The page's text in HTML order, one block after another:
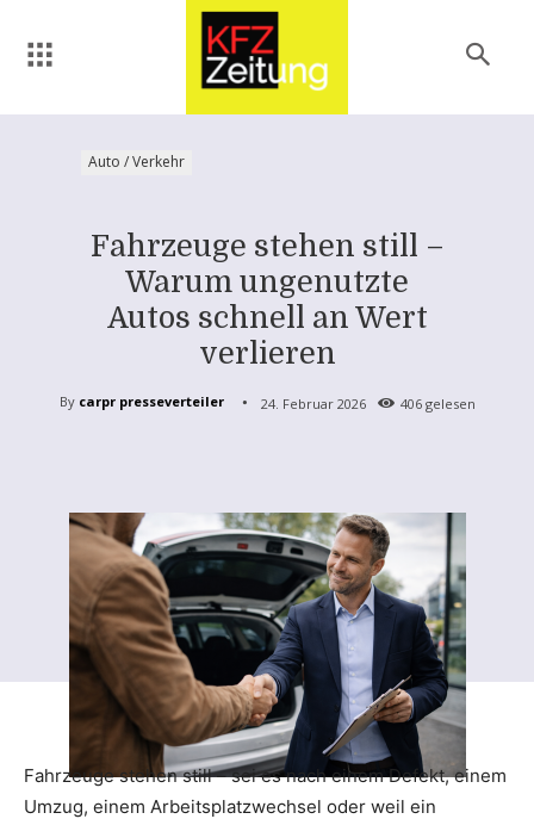
Auto / Verkehr
Fahrzeuge stehen still –
Warum ungenutzte
Autos schnell an Wert
verlieren
By carpr presseverteiler 24. Februar 2026 406gelesen
Fahrzeuge stehen still – sei es nach einem Defekt, einem
Umzug, einem Arbeitsplatzwechsel oder weil ein